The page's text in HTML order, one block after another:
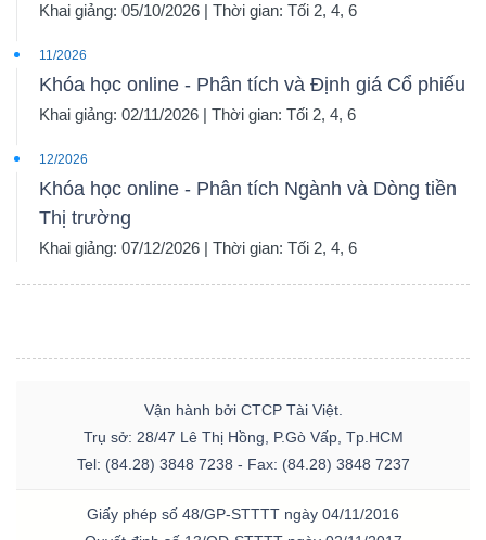
Khai giảng: 05/10/2026 | Thời gian: Tối 2, 4, 6
11/2026
Khóa học online - Phân tích và Định giá Cổ phiếu
Khai giảng: 02/11/2026 | Thời gian: Tối 2, 4, 6
12/2026
Khóa học online - Phân tích Ngành và Dòng tiền
Thị trường
Khai giảng: 07/12/2026 | Thời gian: Tối 2, 4, 6
Vận hành bởi CTCP Tài Việt.
Trụ sở: 28/47 Lê Thị Hồng, P.Gò Vấp, Tp.HCM
Tel: (84.28) 3848 7238 - Fax: (84.28) 3848 7237
Giấy phép số 48/GP-STTTT ngày 04/11/2016